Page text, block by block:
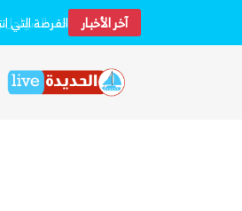
آخر الأخبار الفرصة التي